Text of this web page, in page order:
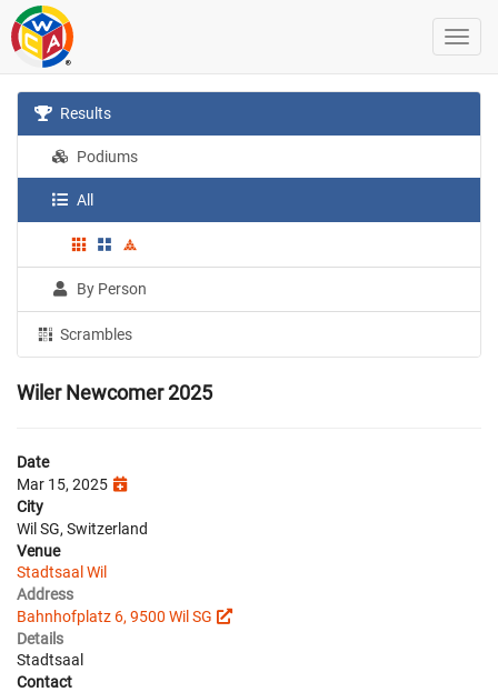
Results
Podiums
All
By Person
Scrambles
Wiler Newcomer 2025
Date
Mar 15, 2025
City
Wil SG, Switzerland
Venue
Stadtsaal Wil
Address
Bahnhofplatz 6, 9500 Wil SG
Details
Stadtsaal
Contact